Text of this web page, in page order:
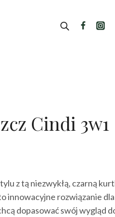
Cindi 3w1
zł.
z tą niezwykłą, czarną
innowacyjne rozwiązanie
dopasować swój wygląd